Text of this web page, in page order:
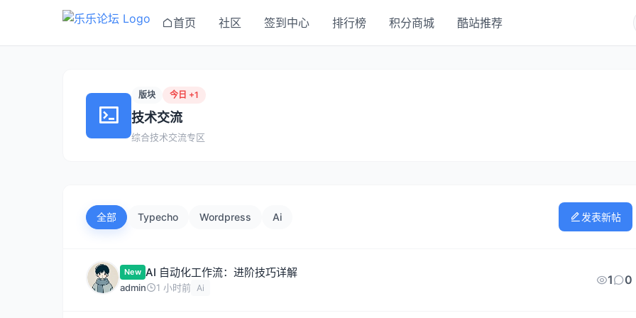
首页 社区 签到中心 排行榜 积分商城 酷站推荐
版块 今日 +1
技术交流
综合技术交流专区
全部 Typecho Wordpress Ai 发表新帖
New AI 自动化工作流：进阶技巧详解
admin 1 小时前 Ai
1 0